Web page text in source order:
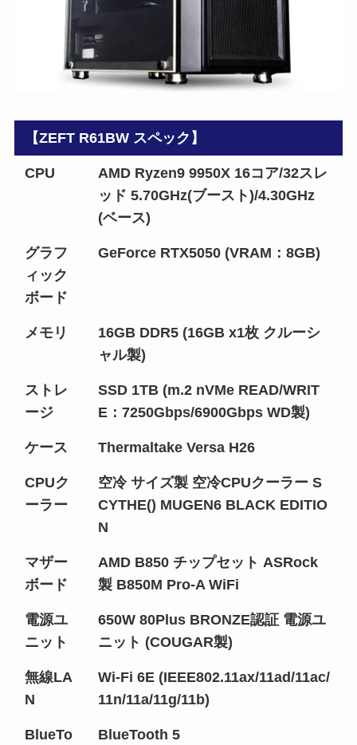
【ZEFT R61BW スペック】
CPU
AMD Ryzen9 9950X 16コア/32スレ
ッド 5.70GHz(ブースト)/4.30GHz
(ベース)
グラフ
ィック
ボード
GeForce RTX5050 (VRAM：8GB)
メモリ
16GB DDR5 (16GB x1枚 クルーシ
ャル製)
ストレ
ージ
SSD 1TB (m.2 nVMe READ/WRIT
E：7250Gbps/6900Gbps WD製)
ケース Thermaltake Versa H26
CPUク
ーラー
空冷 サイズ製 空冷CPUクーラー S
CYTHE() MUGEN6 BLACK EDITIO
N
マザー
ボード
AMD B850 チップセット ASRock
製 B850M Pro-A WiFi
電源ユ
ニット
650W 80Plus BRONZE認証 電源ユ
ニット (COUGAR製)
無線LA
N
Wi-Fi 6E (IEEE802.11ax/11ad/11ac/
11n/11a/11g/11b)
BlueTo
BlueTooth 5